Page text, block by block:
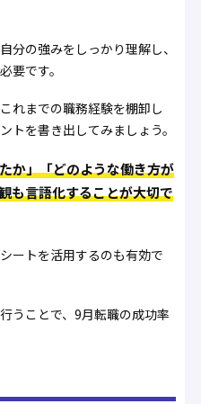
分の強みをしっかり理解し、
要です。
れまでの職務経験を棚卸し
トを書き出してみましょう。
か」「どのような働き方が
も言語化することが大切で
ートを活用するのも有効で
うことで、9月転職の成功率